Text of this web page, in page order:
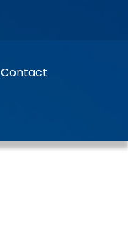
Contact